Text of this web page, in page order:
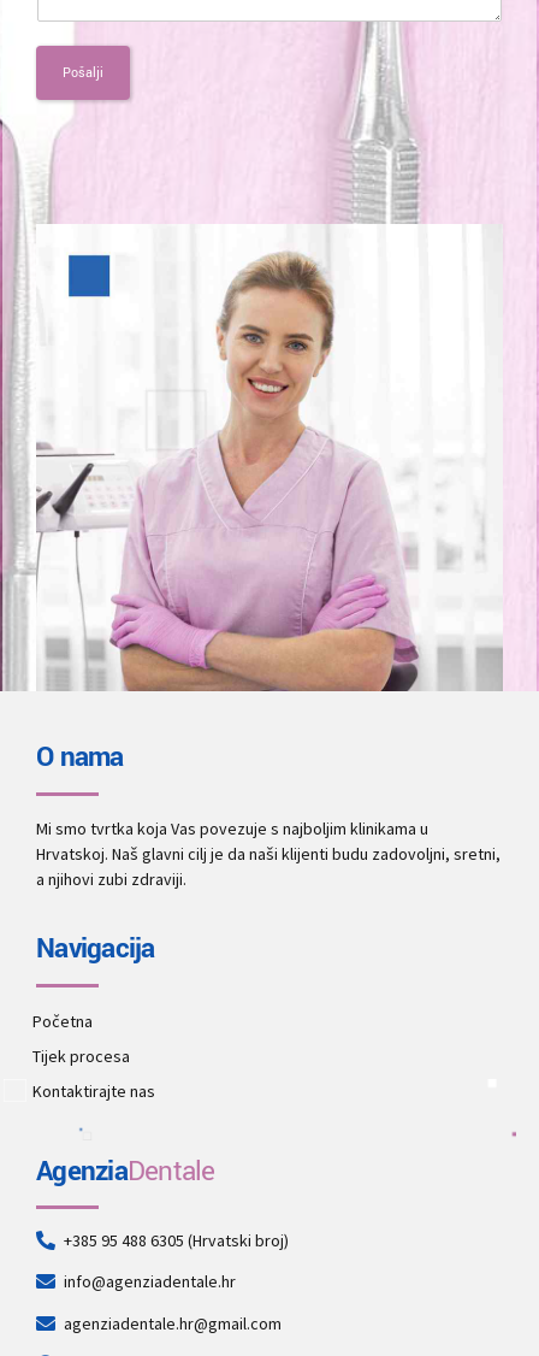
Pošalji
O nama
Mi smo tvrtka koja Vas povezuje s najboljim klinikama u
Hrvatskoj. Naš glavni cilj je da naši klijenti budu zadovoljni, sretni,
a njihovi zubi zdraviji.
Navigacija
Početna
Tijek procesa
Kontaktirajte nas
AgenziaDentale
+385 95 488 6305 (Hrvatski broj)
info@agenziadentale.hr
agenziadentale.hr@gmail.com